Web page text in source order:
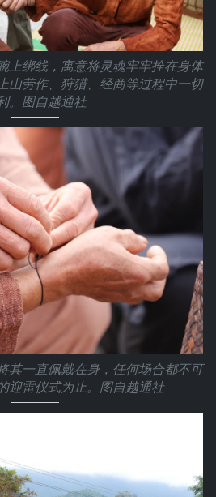
上绑线，寓意将灵魂牢牢拴在身体
山劳作、狩猎、经商等过程中一切
。图自越通社
其一直佩戴在身，任何场合都不可
迎雷仪式为止。图自越通社